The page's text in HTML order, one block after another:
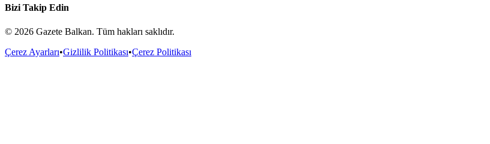
Bizi Takip Edin
© 2026 Gazete Balkan. Tüm hakları saklıdır.
Çerez Ayarları•Gizlilik Politikası•Çerez Politikası